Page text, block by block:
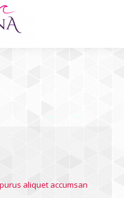
aliquet accumsan